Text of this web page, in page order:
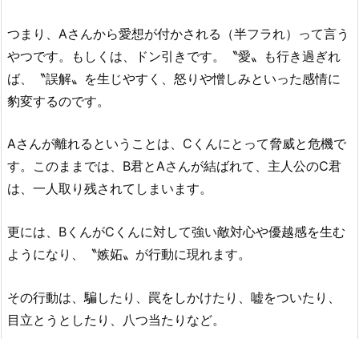
つまり、Aさんから愛想が付かされる（半フラれ）って言う
やつです。もしくは、ドン引きです。〝愛〟も行き過ぎれ
ば、〝誤解〟を生じやすく、怒りや憎しみといった感情に
豹変するのです。
Aさんが離れるということは、Cくんにとって脅威と危機で
す。このままでは、B君とAさんが結ばれて、主人公のC君
は、一人取り残されてしまいます。
更には、BくんがCくんに対して強い敵対心や優越感を生む
ようになり、〝嫉妬〟が行動に現れます。
その行動は、騙したり、罠をしかけたり、嘘をついたり、
目立とうとしたり、八つ当たりなど。